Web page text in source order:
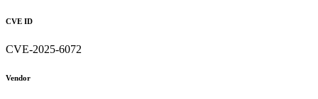
CVE ID
CVE-2025-6072
Vendor